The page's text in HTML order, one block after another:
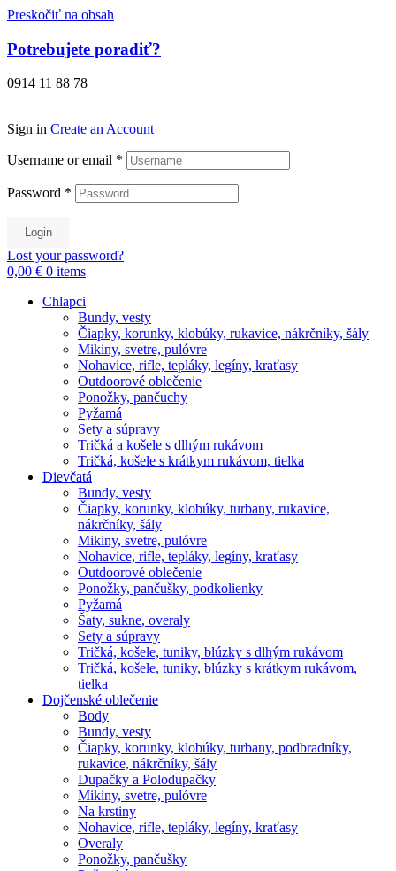
Preskočiť na obsah
Potrebujete poradiť?
0914 11 88 78
Sign in Create an Account
Username or email *
Password *
Login
Lost your password?
0,00 € 0 items
Chlapci
Bundy, vesty
Čiapky, korunky, klobúky, rukavice, nákrčníky, šály
Mikiny, svetre, pulóvre
Nohavice, rifle, tepláky, legíny, kraťasy
Outdoorové oblečenie
Ponožky, pančuchy
Pyžamá
Sety a súpravy
Tričká a košele s dlhým rukávom
Tričká, košele s krátkym rukávom, tielka
Dievčatá
Bundy, vesty
Čiapky, korunky, klobúky, turbany, rukavice,
nákrčníky, šály
Mikiny, svetre, pulóvre
Nohavice, rifle, tepláky, legíny, kraťasy
Outdoorové oblečenie
Ponožky, pančušky, podkolienky
Pyžamá
Šaty, sukne, overaly
Sety a súpravy
Tričká, košele, tuniky, blúzky s dlhým rukávom
Tričká, košele, tuniky, blúzky s krátkym rukávom,
tielka
Dojčenské oblečenie
Body
Bundy, vesty
Čiapky, korunky, klobúky, turbany, podbradníky,
rukavice, nákrčníky, šály
Dupačky a Polodupačky
Mikiny, svetre, pulóvre
Na krstiny
Nohavice, rifle, tepláky, legíny, kraťasy
Overaly
Ponožky, pančušky